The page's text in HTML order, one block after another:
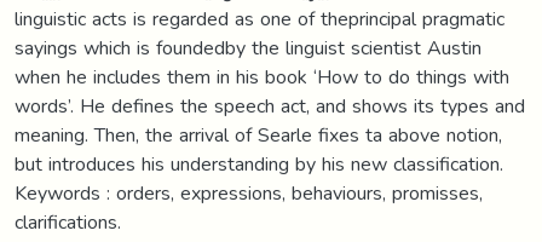
linguistic acts is regarded as one of theprincipal pragmatic
sayings which is foundedby the linguist scientist Austin
when he includes them in his book ‘How to do things with
words’. He defines the speech act, and shows its types and
meaning. Then, the arrival of Searle fixes ta above notion,
but introduces his understanding by his new classification.
Keywords : orders, expressions, behaviours, promisses,
clarifications.